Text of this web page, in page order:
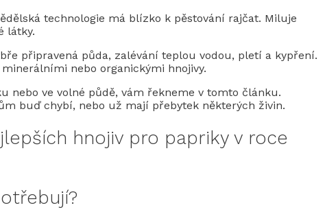
technologie má blízko k pěstování rajčat. Miluje
látky.
připravená půda, zalévání teplou vodou, pletí a kypření.
nebo organickými hnojivy.
nebo ve volné půdě, vám řekneme v tomto článku.
buď chybí, nebo už mají přebytek některých živin.
hnojiv pro papriky v roce